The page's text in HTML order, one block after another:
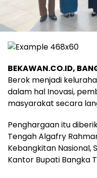
BEKAWAN.CO.ID,
Berok menjadi
dalam hal Inovasi,
masyarakat secara
Penghargaan itu
Tengah Algafry
Kebangkitan Nasional,
Kantor Bupati Bangka